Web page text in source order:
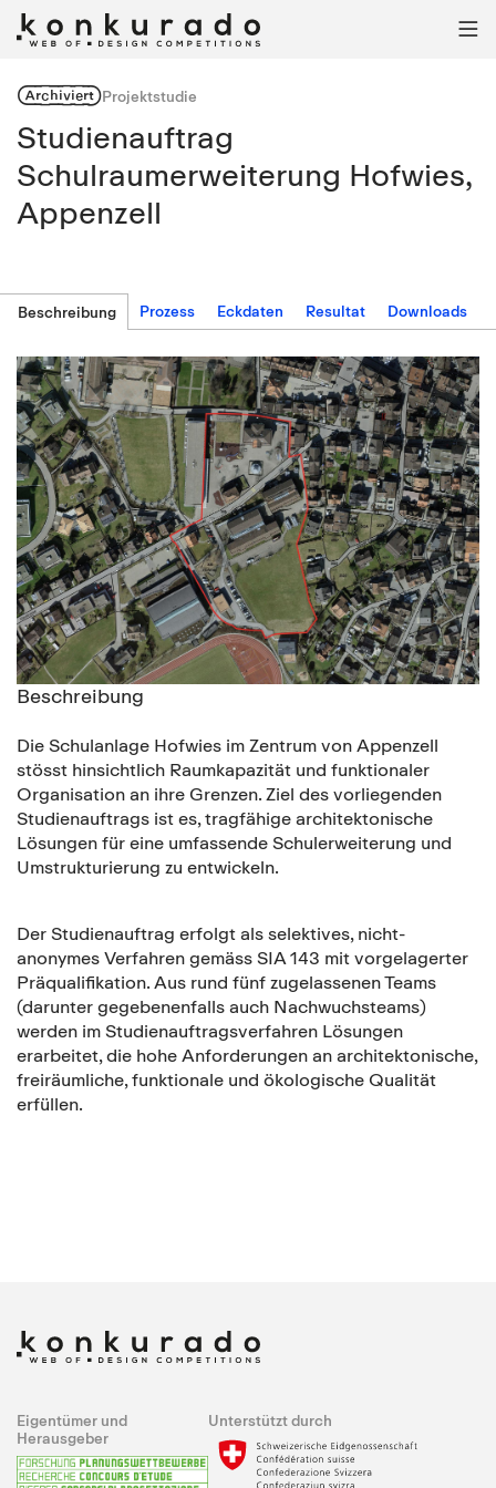

ArchiviertProjektstudie
Studienauftrag
Schulraumerweiterung Hofwies,
Appenzell
Beschreibung Prozess Eckdaten Resultat Downloads
Beschreibung
Die Schulanlage Hofwies im Zentrum von Appenzell
stösst hinsichtlich Raumkapazität und funktionaler
Organisation an ihre Grenzen. Ziel des vorliegenden
Studienauftrags ist es, tragfähige architektonische
Lösungen für eine umfassende Schulerweiterung und
Umstrukturierung zu entwickeln.
Der Studienauftrag erfolgt als selektives, nicht-
anonymes Verfahren gemäss SIA 143 mit vorgelagerter
Präqualifikation. Aus rund fünf zugelassenen Teams
(darunter gegebenenfalls auch Nachwuchsteams)
werden im Studienauftragsverfahren Lösungen
erarbeitet, die hohe Anforderungen an architektonische,
freiräumliche, funktionale und ökologische Qualität
erfüllen.
Eigentümer und
Herausgeber
Unterstützt durch